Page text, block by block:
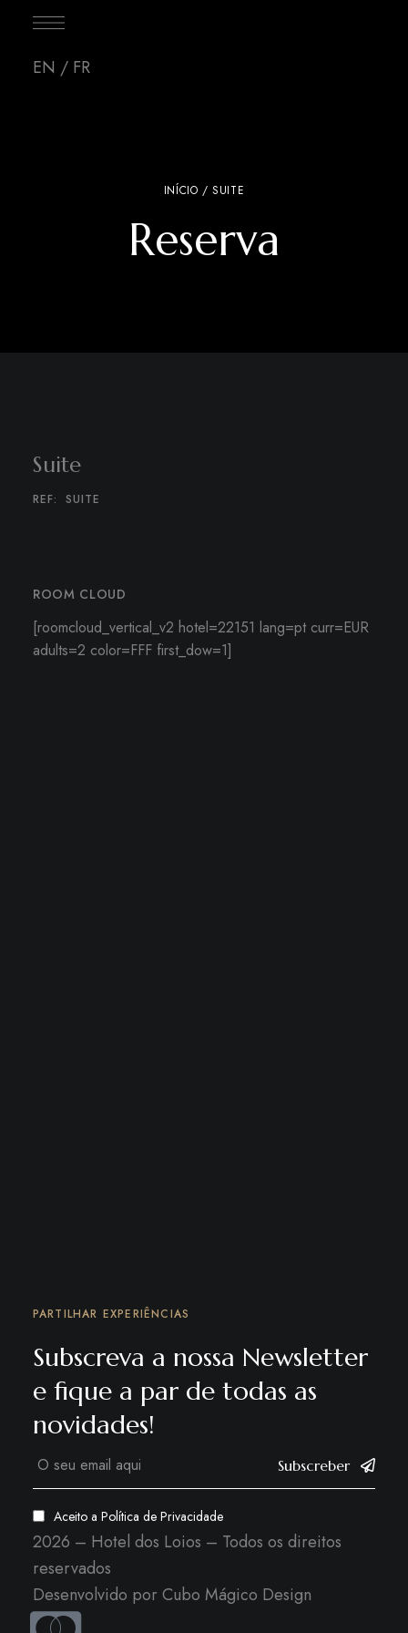
EN / FR
INÍCIO / SUITE
Reserva
Suite
REF: SUITE
ROOM CLOUD
[roomcloud_vertical_v2 hotel=22151 lang=pt curr=EUR
adults=2 color=FFF first_dow=1]
PARTILHAR EXPERIÊNCIAS
Subscreva a nossa Newsletter
e fique a par de todas as
novidades!
Subscreber
Aceito a Política de Privacidade
2026 – Hotel dos Loios – Todos os direitos
reservados
Desenvolvido por Cubo Mágico Design